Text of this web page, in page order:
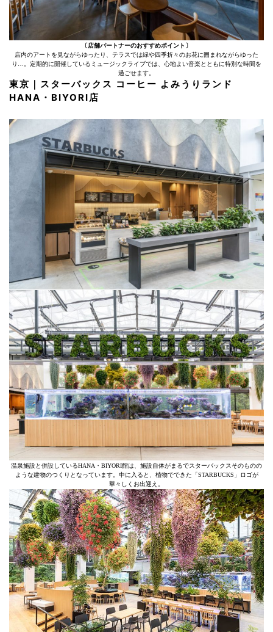
〔店舗パートナーのおすすめポイント〕
店内のアートを見ながらゆったり、テラスでは緑や四季折々のお花に囲まれながらゆった
り…。定期的に開催しているミュージックライブでは、心地よい音楽とともに特別な時間を
過ごせます。
東京｜スターバックス コーヒー よみうりランド
HANA・BIYORI店
温泉施設と併設しているHANA・BIYORI館は、施設自体がまるでスターバックスそのものの
ような建物のつくりとなっています。中に入ると、植物でできた「STARBUCKS」ロゴが
華々しくお出迎え。